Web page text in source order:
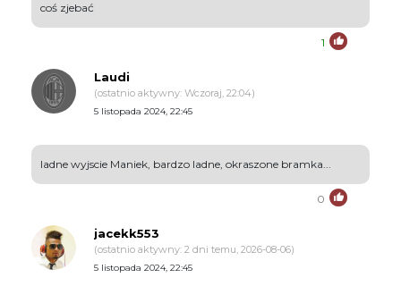
coś zjebać
1
Laudi
(ostatnio aktywny: Wczoraj, 22:04)
5 listopada 2024, 22:45
ladne wyjscie Maniek, bardzo ladne, okraszone bramka...
0
jacekk553
(ostatnio aktywny: 2 dni temu, 2026-08-06)
5 listopada 2024, 22:45